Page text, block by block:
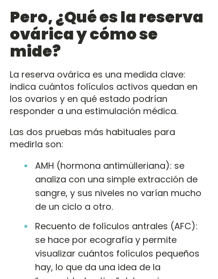
Pero, ¿Qué es la reserva
ovárica y cómo se
mide?
La reserva ovárica es una medida clave:
indica cuántos folículos activos quedan en
los ovarios y en qué estado podrían
responder a una estimulación médica.
Las dos pruebas más habituales para
medirla son:
AMH (hormona antimülleriana): se
analiza con una simple extracción de
sangre, y sus niveles no varían mucho
de un ciclo a otro.
Recuento de folículos antrales (AFC):
se hace por ecografía y permite
visualizar cuántos folículos pequeños
hay, lo que da una idea de la